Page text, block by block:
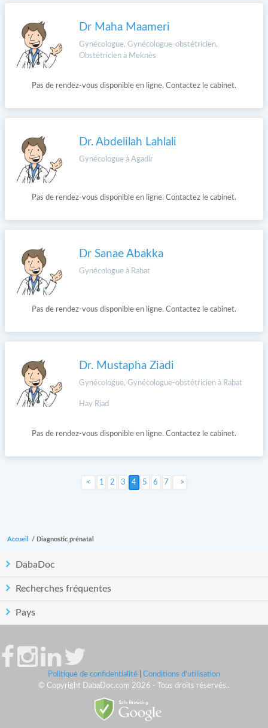
Dr Maha Maameri
Gynécologue, Gynécologue-obstétricien,
Obstétricien à Meknès
Pas de rendez-vous disponible en ligne. Contactez le cabinet.
Dr. Abdelilah Lahlali
Gynécologue à Agadir
Pas de rendez-vous disponible en ligne. Contactez le cabinet.
Dr Sanae Abakka
Gynécologue à Rabat
Pas de rendez-vous disponible en ligne. Contactez le cabinet.
Dr. Mustapha Ziadi
Gynécologue, Gynécologue-obstétricien à Rabat
Hay Riad
Pas de rendez-vous disponible en ligne. Contactez le cabinet.
1 2 3 4 5 6 7 Suivant >
Accueil / Diagnostic prénatal
DabaDoc
Recherches fréquentes
Pays
Politique de confidentialité
Conditions d'utilisation
© Copyright DabaDoc.com 2026 - Tous droits réservés..